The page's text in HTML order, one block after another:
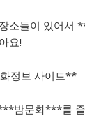
소들이 있어서
요!
정보 사이트**
밤문화***를 즐